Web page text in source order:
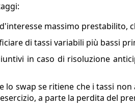
massimo prestabilito,
di tassi variabili più bassi
in caso di risoluzione
swap se ritiene che i tassi
a parte la perdita del